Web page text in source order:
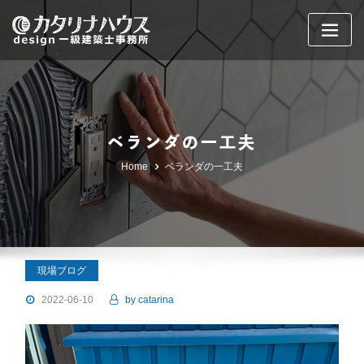
content
ベランダの一工夫
Home ベランダの一工夫
現場ブログ
2022-06-10 by catarina